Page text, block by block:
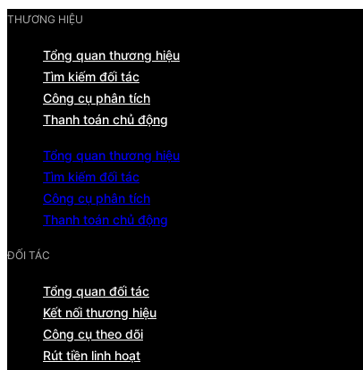
THƯƠNG HIỆU
Tổng quan thương hiệu
Tìm kiếm đối tác
Công cụ phân tích
Thanh toán chủ động
Tổng quan thương hiệu
Tìm kiếm đối tác
Công cụ phân tích
Thanh toán chủ động
ĐỐI TÁC
Tổng quan đối tác
Kết nối thương hiệu
Công cụ theo dõi
Rút tiền linh hoạt